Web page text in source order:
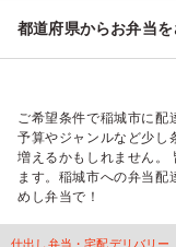
都道府県からお弁当を
ご希望条件で稲城市に配
予算やジャンルなど少し
増えるかもしれません。
ます。稲城市への弁当配
めし弁当で！
仕出し弁当・宅配デリバリー